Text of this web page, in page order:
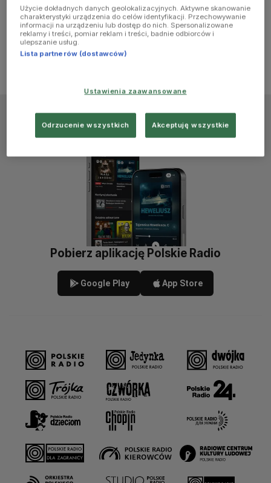
more
information)
Pobierz aplikację Polskie Radio
Google Play App Store
Użycie dokładnych danych geolokalizacyjnych. Aktywne skanowanie
charakterystyki urządzenia do celów identyfikacji. Przechowywanie
informacji na urządzeniu lub dostęp do nich. Spersonalizowane
reklamy i treści, pomiar reklam i treści, badnie odbiorców i
ulepszanie usług.
Lista partnerów (dostawców)
Ustawienia zaawansowane
Odrzucenie wszystkich Akceptuję wszystkie